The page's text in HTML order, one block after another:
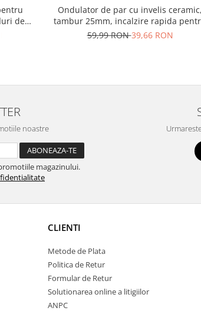
de
Ondulator de par cu invelis ceramic,
tambur 25mm, incalzire rapida
bucle luxuriante, alb
59,99 RON39,66 RON
noastre
magazinului.
CLIENTI
Metode de Plata
Politica de Retur
Formular de Retur
Solutionarea online a litigiilor
ANPC